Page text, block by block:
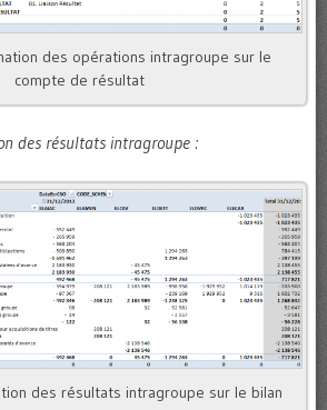
des opérations intragroupe sur le
compte de résultat
des résultats intragroupe :
des résultats intragroupe sur le bilan